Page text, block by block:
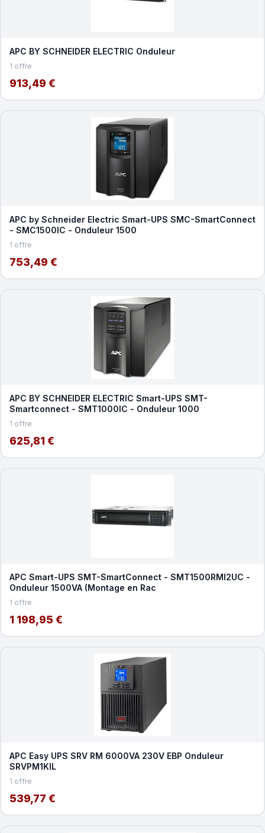
APC BY SCHNEIDER ELECTRIC Onduleur
1 offre
913,49 €
APC by Schneider Electric Smart-UPS SMC-SmartConnect
- SMC1500IC - Onduleur 1500
1 offre
753,49 €
APC BY SCHNEIDER ELECTRIC Smart-UPS SMT-
Smartconnect - SMT1000IC - Onduleur 1000
1 offre
625,81 €
APC Smart-UPS SMT-SmartConnect - SMT1500RMI2UC -
Onduleur 1500VA (Montage en Rac
1 offre
1 198,95 €
APC Easy UPS SRV RM 6000VA 230V EBP Onduleur
SRVPM1KIL
1 offre
539,77 €